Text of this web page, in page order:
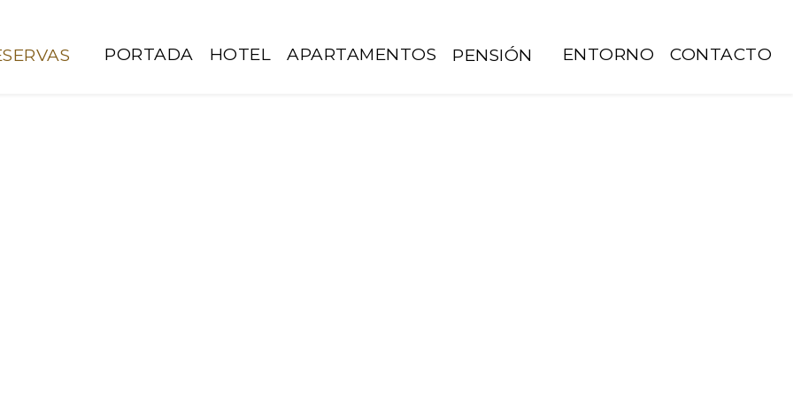
PORTADA HOTEL APARTAMENTOS PENSIÓN ENTORNO CONTACTO